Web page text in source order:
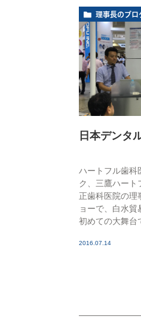
理事長のブロ
日本デンタ
ハートフル歯科
ク、三鷹ハート
正歯科医院の理
ョーで、白水
初めての大舞
2016.07.14